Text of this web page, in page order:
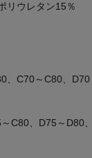
リウレタン15％
C70～C80、D70
C80、D75～D80